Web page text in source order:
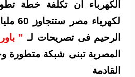
الكهرباء ان تكلفة خطة
الرحيم فى تصريحات لـ ”
المصرية تبنى شبكة متطورة
القادمة